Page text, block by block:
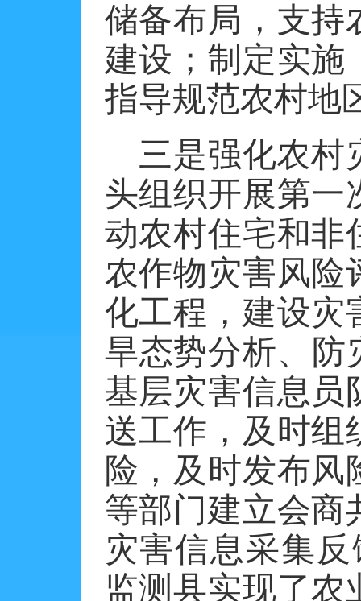
储备布局，支持
建设；制定实施
指导规范农村地
三是强化农村
头组织开展第一
动农村住宅和非
农作物灾害风险
化工程，建设灾
旱态势分析、防
基层灾害信息员
送工作，及时组
险，及时发布
等部门建立会商
灾害信息采集
监测县实现了农